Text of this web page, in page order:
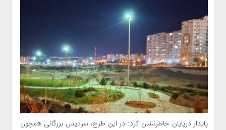
پایدار درپایان خاطرنشان کرد: در این طرح، سردیس بزرگانی همچون